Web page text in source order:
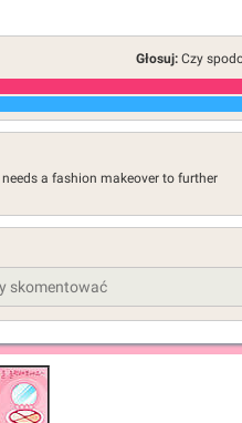
Głosuj: Czy
a fashion makeover to further